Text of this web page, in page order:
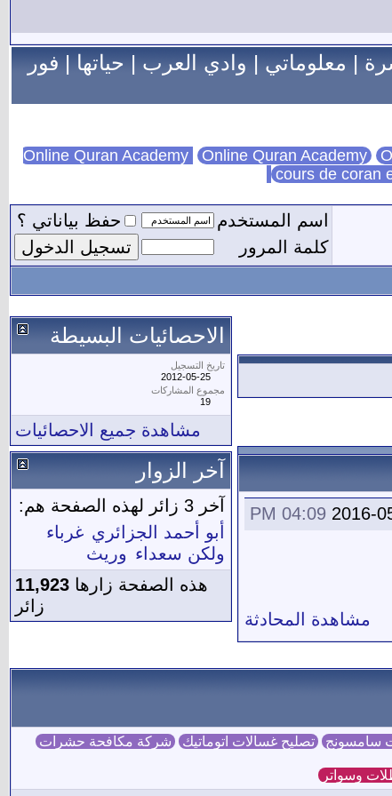
|معلوماتي|وادي العرب|حياتها|فور
Online Quran Academy
cours de coran
اسم المستخدم
حفظ بياناتي ؟
كلمة المرور
2016-
04:09 PM
مشاهدة المحادثة
الاحصائيات البسيطة
تاريخ التسجيل
2012-05-25
مجموع المشاركات
19
مشاهدة جميع الاحصائيات
آخر الزوار
آخر 3 زائر لهذه الصفحة هم:
أبو أحمد الجزائري غرباء
ولكن سعداء وريث
هذه الصفحة زارها 11,923
زائر
سامسونج تصليح غسالات اتوماتيك شركة مكافحة حشرات
وسواتر